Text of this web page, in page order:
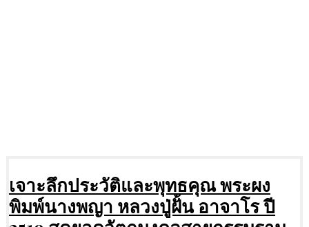
เจาะลึกประวัติและพุทธคุณ พระผง
พิมพ์นางพญา หลวงปู่ฝั้น อาจาโร ปี